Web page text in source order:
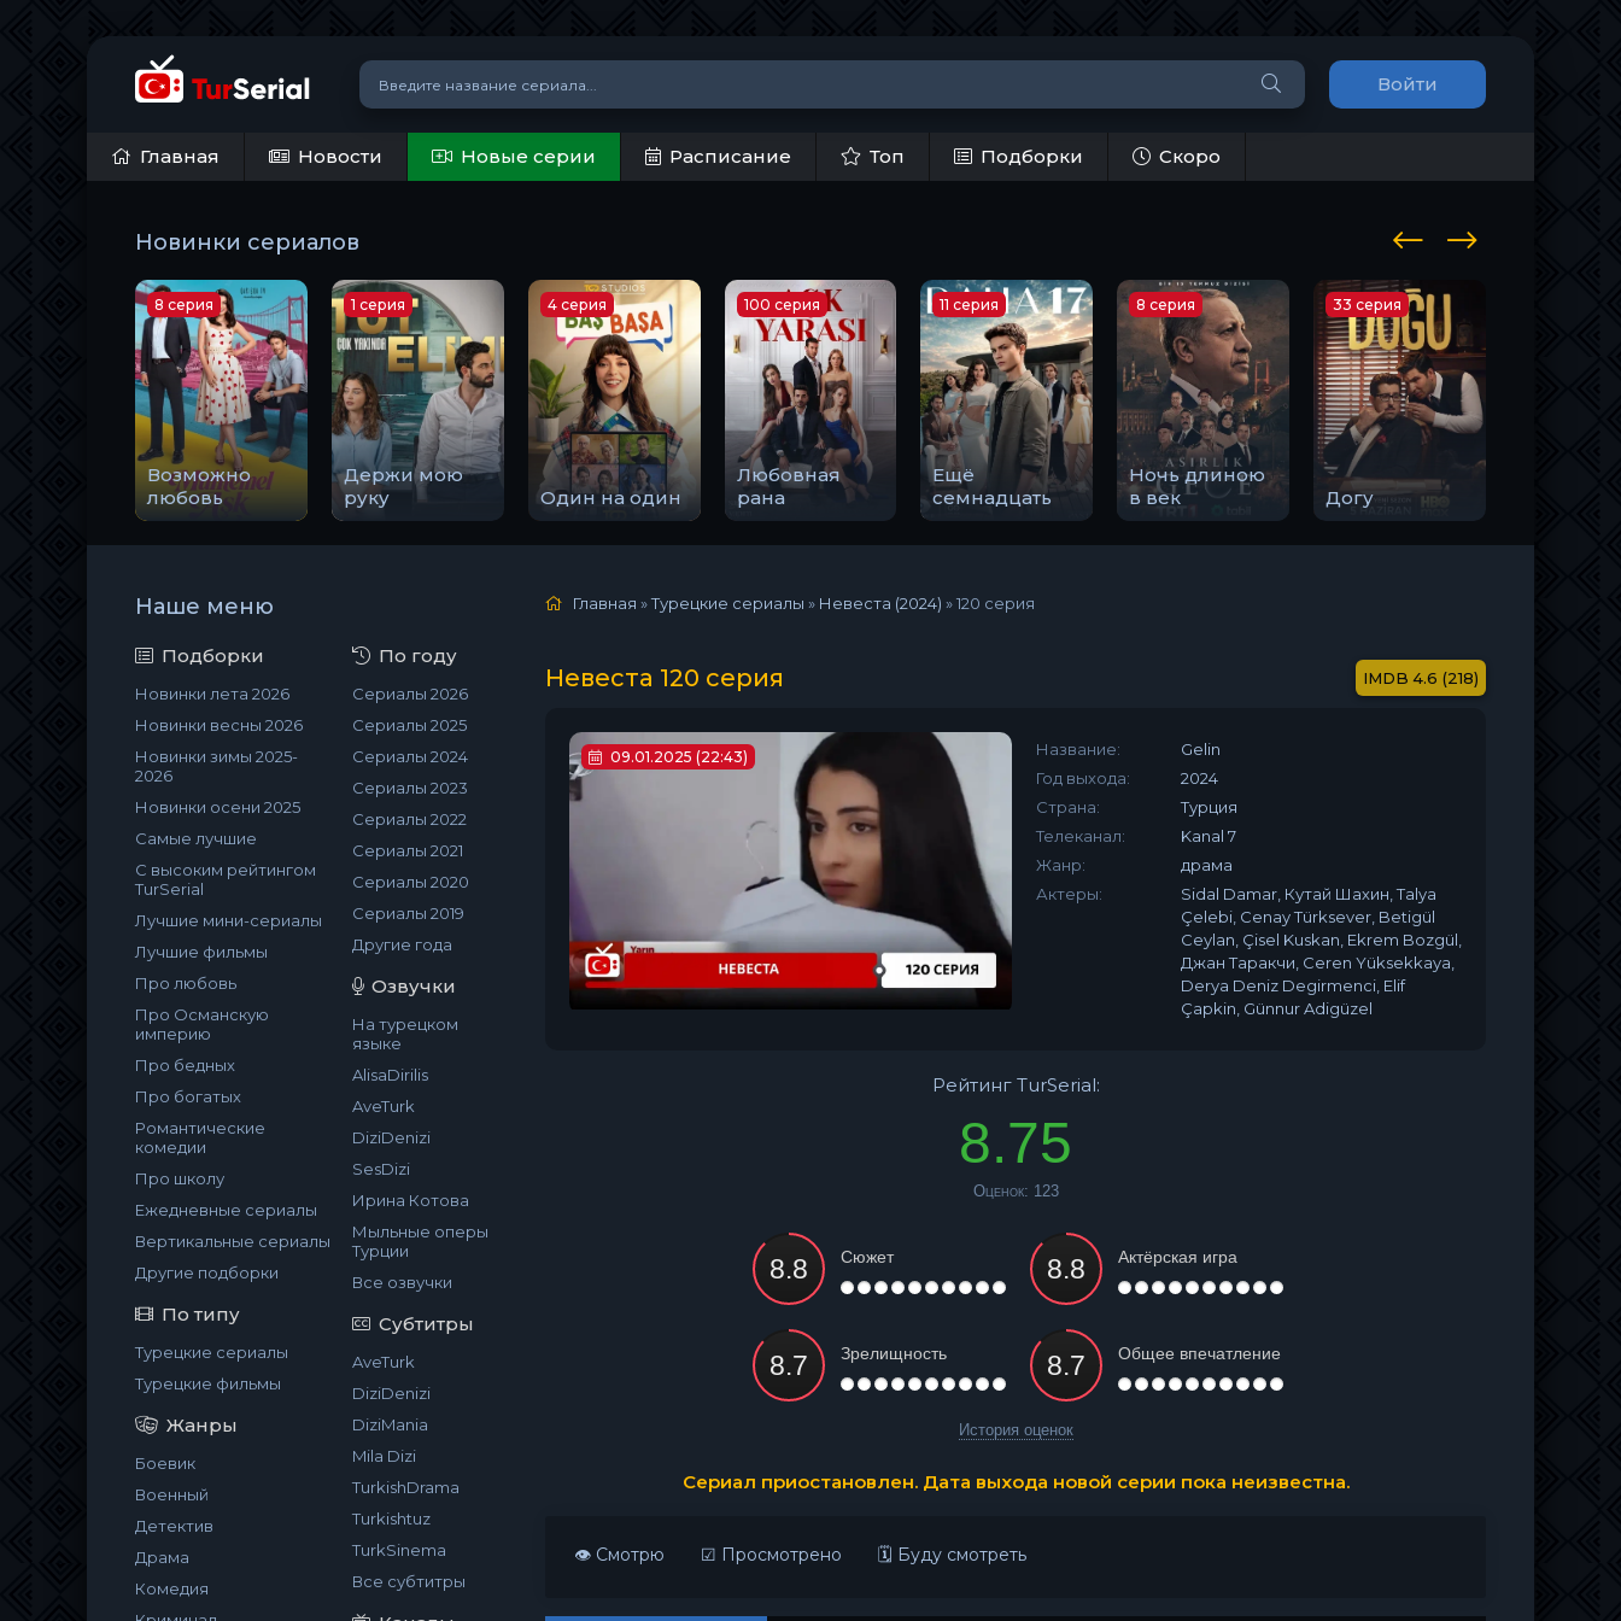
Войти
Главная Новости Новые серии Расписание Топ Подборки Скоро
Новинки сериалов
Возможно
любовь
8 серия
Держи мою
руку
1 серия
Один на один
4 серия
Любовная
рана
100 серия
Ещё
семнадцать
11 серия
Ночь длиною
в век
8 серия
Догу
33 серия
Наше меню
Подборки
Новинки лета 2026
Новинки весны 2026
Новинки зимы 2025-
2026
Новинки осени 2025
Самые лучшие
С высоким рейтингом
TurSerial
Лучшие мини-сериалы
Лучшие фильмы
Про любовь
Про Османскую
империю
Про бедных
Про богатых
Романтические
комедии
Про школу
Ежедневные сериалы
Вертикальные сериалы
Другие подборки
По типу
Турецкие сериалы
Турецкие фильмы
Жанры
Боевик
Военный
Детектив
Драма
Комедия
По году
Сериалы 2026
Сериалы 2025
Сериалы 2024
Сериалы 2023
Сериалы 2022
Сериалы 2021
Сериалы 2020
Сериалы 2019
Другие года
Озвучки
На турецком
языке
AlisaDirilis
AveTurk
DiziDenizi
SesDizi
Ирина Котова
Мыльные оперы
Турции
Все озвучки
Субтитры
AveTurk
DiziDenizi
DiziMania
Mila Dizi
TurkishDrama
Turkishtuz
TurkSinema
Все субтитры
Главная »Турецкие сериалы » Невеста (2024) »120 серия
Невеста 120 серия 4.6 (218)
09.01.2025 (22:43) Название:
Gelin
Год выхода:
2024
Страна:
Турция
Телеканал:
Kanal 7
Жанр:
драма
Актеры:
Sidal Damar, Кутай Шахин, Talya
Çelebi, Cenay Türksever, Betigül
Ceylan, Çisel Kuskan, Ekrem Bozgül,
Джан Таракчи, Ceren Yüksekkaya,
Derya Deniz Degirmenci, Elif
Çapkin, Günnur Adigüzel
Рейтинг TurSerial:
8.75
Оценок: 123
Сюжет Актёрская игра
Зрелищность Общее впечатление
История оценок
Сериал приостановлен. Дата выхода новой серии пока неизвестна.
👁 Смотрю ☑ Просмотрено 🗓 Буду смотреть